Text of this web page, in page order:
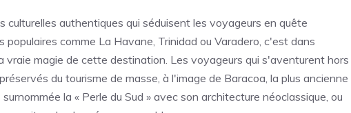
culturelles authentiques qui séduisent les voyageurs en quête
comme La Havane, Trinidad ou Varadero, c'est dans
vraie magie de cette destination. Les voyageurs qui s'aventurent hors
du tourisme de masse, à l'image de Baracoa, la plus ancienne
la « Perle du Sud » avec son architecture néoclassique, ou